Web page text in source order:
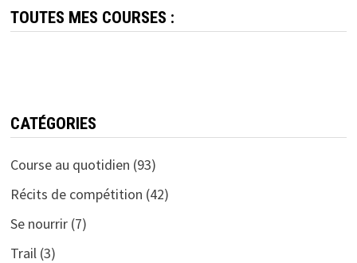
TOUTES MES COURSES :
CATÉGORIES
Course au quotidien (93)
Récits de compétition (42)
Se nourrir(7)
Trail(3)